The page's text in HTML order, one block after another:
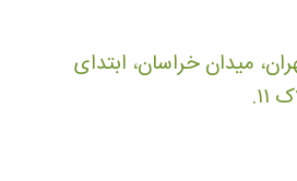
میدان خراسان، ابتدای